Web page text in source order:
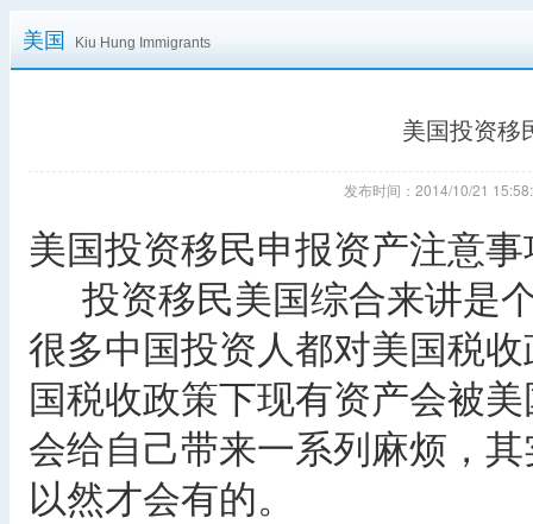
美国 Kiu Hung Immigrants
美国投资移
发布时间：2014/10/21
美国投资移民申报资产注
投资移民美国综合来讲是
很多中国投资人都对美国税
国税收政策下现有资产会被
会给自己带来一系列麻烦，
以然才会有的。